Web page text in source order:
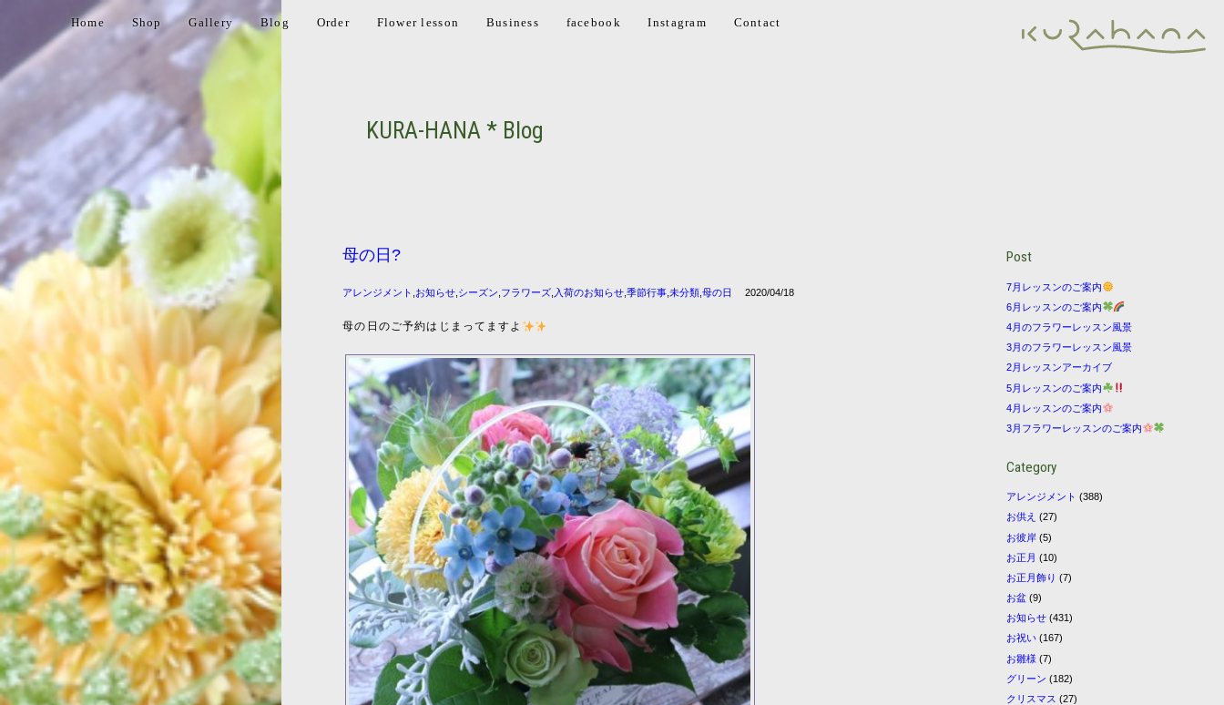
Home Shop Gallery Blog Order Flower lesson Business facebook Instagram Contact
KURA-HANA * Blog
母の日?
アレンジメント お知らせ シーズン フラワーズ 入荷のお知らせ ,季節行事 ,未分類 ,母の日 2020/04/18
母の日のご予約はじまってますよ
Post
7月レッスンのご案内
6月レッスンのご案内
4月のフラワーレッスン風景
3月のフラワーレッスン風景
2月レッスンアーカイブ
5月レッスンのご案内
4月レッスンのご案内
3月フラワーレッスンのご案内
Category
アレンジメント (388)
お供え (27)
お彼岸 (5)
お正月 (10)
お正月飾り (7)
お盆 (9)
お知らせ (431)
お祝い (167)
お雛様 (7)
グリーン (182)
クリスマス (27)